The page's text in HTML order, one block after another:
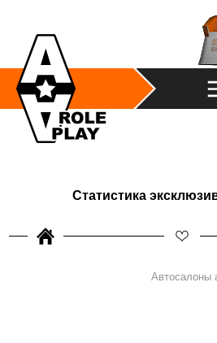
Статистика
Автосалоны